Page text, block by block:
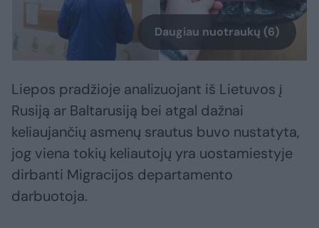
Daugiau nuotraukų (6)
Liepos pradžioje analizuojant iš Lietuvos į
Rusiją ar Baltarusiją bei atgal dažnai
keliaujančių asmenų srautus buvo nustatyta,
jog viena tokių keliautojų yra uostamiestyje
dirbanti Migracijos departamento
darbuotoja.